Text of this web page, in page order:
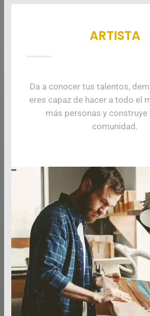
ARTISTA
Da a conocer tus talentos,
eres capaz de hacer a todo el
más personas y construye
comunidad.